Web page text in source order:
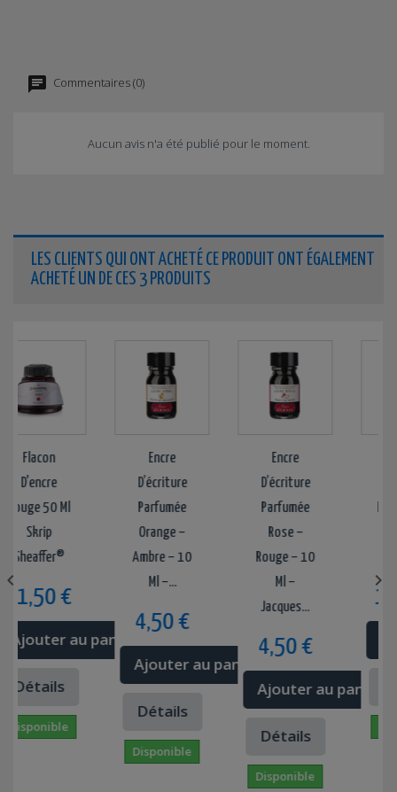
Commentaires (0)
Aucun avis n'a été publié pour le moment.
LES CLIENTS QUI ONT ACHETÉ CE PRODUIT ONT ÉGALEMENT
ACHETÉ UN DE CES 3 PRODUITS
Flacon
D'encre
50 Ml
Skrip
€
au panier
Encre
D’écriture
Parfumée
Orange –
Ambre – 10
Ml –...
4,50 €
Ajouter au panier
Détails
Disponible
Encre
D’écriture
Parfumée
Rose –
Rouge – 10
Ml –
Jacques...
4,50 €
Ajouter au panier
Détails
Disponible
 